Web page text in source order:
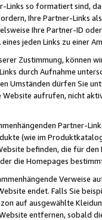
Links so formatiert sind,
Ihre Partner-Links
Ihre Partner-ID
jeden Links zu einer
Zustimmung, können
durch Aufnahme
Umständen dürfen Sie
aufrufen, nicht
Partner-
(wie im
befinden, die für
die Homepages
endet. Falls Sie
auf ausgewählte
entfernen, sobald